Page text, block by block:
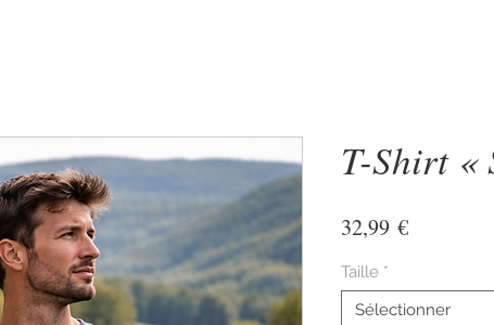
T-Shirt «
32,99 €Prix
Taille *
Sélectionner